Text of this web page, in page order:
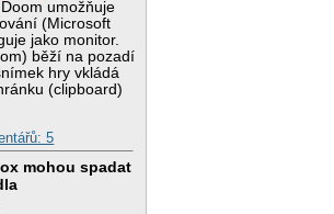
umožňuje
(Microsoft
jako monitor.
běží na pozadí
hry vkládá
(clipboard)
5
mohou spadat